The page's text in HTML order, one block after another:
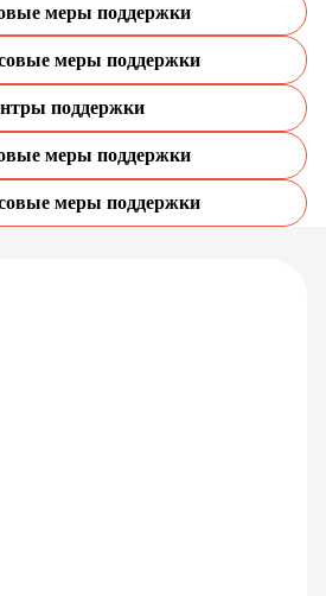
меры поддержки
меры поддержки
поддержки
меры поддержки
меры поддержки